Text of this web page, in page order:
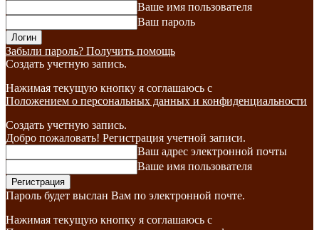
Ваше имя пользователя
Ваш пароль
Забыли пароль? Получить помощь
Создать учетную запись.
Нажимая текущую кнопку я соглашаюсь с
Положением о персональных данных и конфиденциальности
Создать учетную запись.
Добро пожаловать! Регистрация учетной записи.
Ваш адрес электронной почты
Ваше имя пользователя
Пароль будет выслан Вам по электронной почте.
Нажимая текущую кнопку я соглашаюсь с